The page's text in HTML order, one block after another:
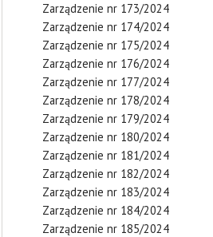
Zarządzenie nr 173/2024
Zarządzenie nr 174/2024
Zarządzenie nr 175/2024
Zarządzenie nr 176/2024
Zarządzenie nr 177/2024
Zarządzenie nr 178/2024
Zarządzenie nr 179/2024
Zarządzenie nr 180/2024
Zarządzenie nr 181/2024
Zarządzenie nr 182/2024
Zarządzenie nr 183/2024
Zarządzenie nr 184/2024
Zarządzenie nr 185/2024